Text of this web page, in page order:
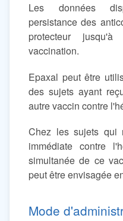
Les données
persistance des
protecteur
vaccination.
Epaxal peut être
des sujets ayant
autre vaccin contre
Chez les sujets qui
immédiate contre
simultanée de ce
peut être envisagée
Mode